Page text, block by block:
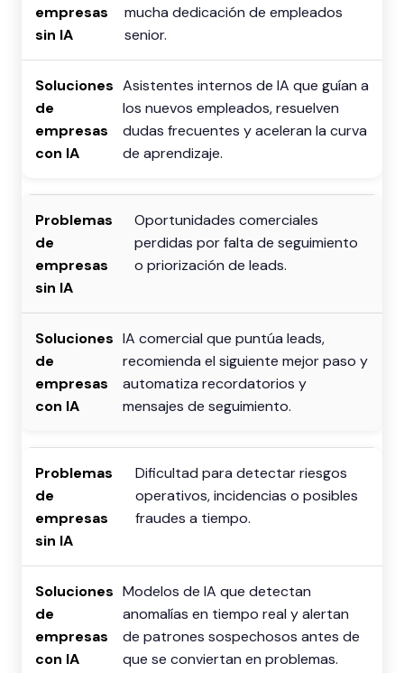
mucha dedicación de empleados
senior.
Asistentes internos de IA que guían a
los nuevos empleados, resuelven
dudas frecuentes y aceleran la curva
de aprendizaje.
Oportunidades comerciales
perdidas por falta de seguimiento
o priorización de leads.
IA comercial que puntúa leads,
recomienda el siguiente mejor paso y
automatiza recordatorios y
mensajes de seguimiento.
Dificultad para detectar riesgos
operativos, incidencias o posibles
fraudes a tiempo.
Modelos de IA que detectan
anomalías en tiempo real y alertan
de patrones sospechosos antes de
que se conviertan en problemas.